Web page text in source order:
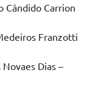
Cândido Carrion
Franzotti
Dias –